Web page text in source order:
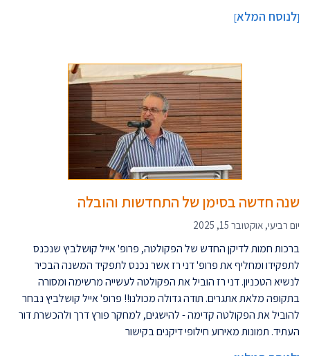
[לנוסח המלא]
שנה חדשה בסימן של התחדשות והובלה
יום רביעי, אוקטובר 15, 2025
ברכות חמות לדיקן החדש של הפקולטה, פרופ' אייל קושלביץ שנכנס
לתפקידו ומחליף את פרופ' דני רז אשר נכנס לתפקיד המשנה הבכיר
לנשיא הטכניון. דני רז הוביל את הפקולטה לעשייה מרשימה ומסורה
בתקופה מלאת אתגרים. תודה גדולה מכולנו!! פרופ' אייל קושלביץ נבחר
להוביל את הפקולטה קדימה - להישגים, למחקר פורץ דרך ולהכשרת דור
העתיד. תמונות מאירוע חילופי דיקנים בקישור